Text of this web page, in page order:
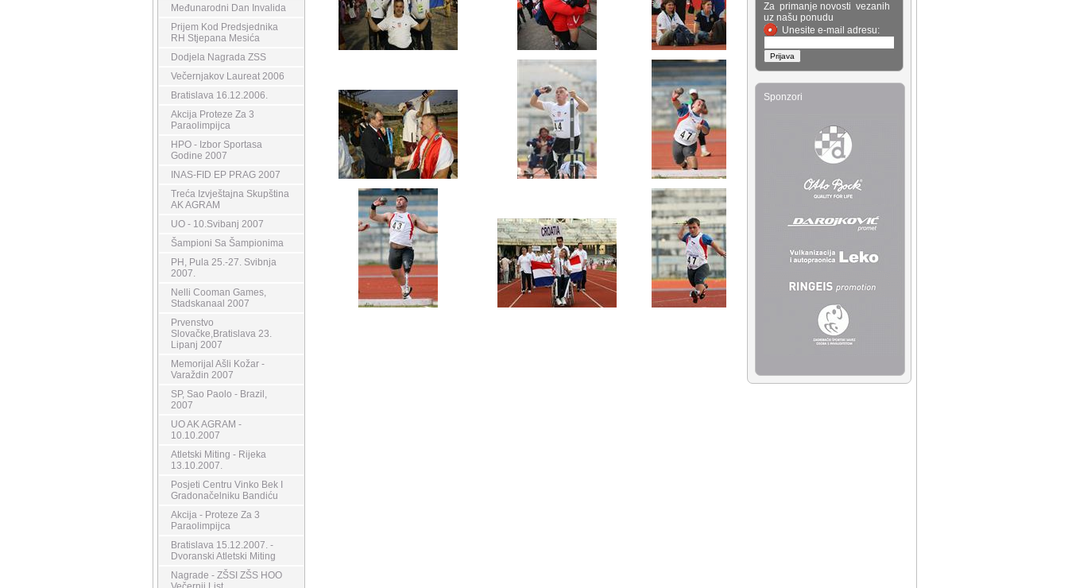
Međunarodni Dan Invalida
Prijem Kod Predsjednika
RH Stjepana Mesića
Dodjela Nagrada ZSS
Večernjakov Laureat 2006
Bratislava 16.12.2006.
Akcija Proteze Za 3
Paraolimpijca
HPO - Izbor Sportasa
Godine 2007
INAS-FID EP PRAG 2007
Treća Izvještajna Skupština
AK AGRAM
UO - 10.Svibanj 2007
Šampioni Sa Šampionima
PH, Pula 25.-27. Svibnja
2007.
Nelli Cooman Games,
Stadskanaal 2007
Prvenstvo
Slovačke,Bratislava 23.
Lipanj 2007
Memorijal Ašli Kožar -
Varaždin 2007
SP, Sao Paolo - Brazil,
2007
UO AK AGRAM -
10.10.2007
Atletski Miting - Rijeka
13.10.2007.
Posjeti Centru Vinko Bek I
Gradonačelniku Bandiću
Akcija - Proteze Za 3
Paraolimpijca
Bratislava 15.12.2007. -
Dvoranski Atletski Miting
Nagrade - ZŠSI ZŠS HOO
Za primanje novosti vezanih
uz našu ponudu
Unesite e-mail adresu:
Sponzori